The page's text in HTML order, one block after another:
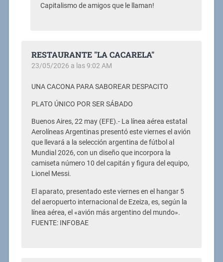
Capitalismo de amigos que le llaman!
RESTAURANTE "LA CACARELA"
23/05/2026 a las 9:02 AM
UNA CACONA PARA SABOREAR DESPACITO
PLATO ÚNICO POR SER SÁBADO
Buenos Aires, 22 may (EFE).- La línea aérea estatal
Aerolíneas Argentinas presentó este viernes el avión
que llevará a la selección argentina de fútbol al
Mundial 2026, con un diseño que incorpora la
camiseta número 10 del capitán y figura del equipo,
Lionel Messi.
El aparato, presentado este viernes en el hangar 5
del aeropuerto internacional de Ezeiza, es, según la
línea aérea, el «avión más argentino del mundo».
FUENTE: INFOBAE